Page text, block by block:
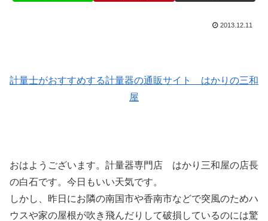
2013.12.11
計量士がおすすめする計量器の通販サイト はかりの三和
屋
おはようございます。計量器専門店 はかり三和屋の店長
の白石です。今日もいい天気です。
しかし、昨日にお隣の南国市や香南市などで突風のためハ
ウスや家の屋根が吹き飛んだりして破損しているのには驚